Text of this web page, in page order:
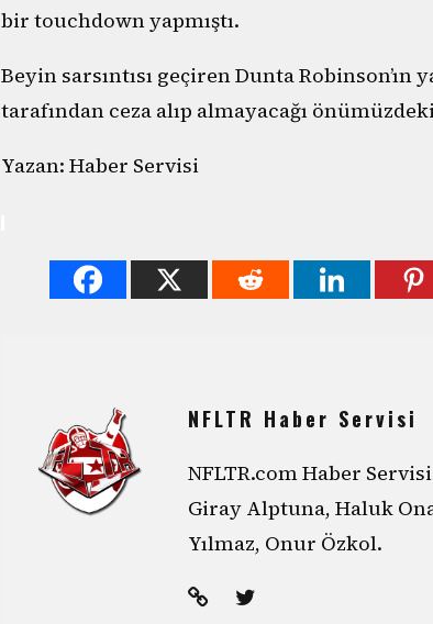
bir touchdown yapmıştı.
Beyin sarsıntısı geçiren Dunta
tarafından ceza alıp almayacağı
Yazan: Haber Servisi
NFLTR Haber Servisi
NFLTR.com Haber
Giray Alptuna, Haluk
Yılmaz, Onur Özkol.